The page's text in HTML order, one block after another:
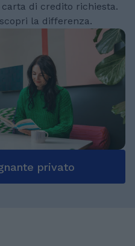
di credito richiesta.
la differenza.
privato